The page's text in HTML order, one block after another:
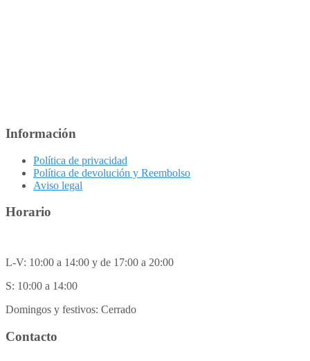
Información
Política de privacidad
Política de devolución y Reembolso
Aviso legal
Horario
L-V: 10:00 a 14:00 y de 17:00 a 20:00
S: 10:00 a 14:00
Domingos y festivos: Cerrado
Contacto